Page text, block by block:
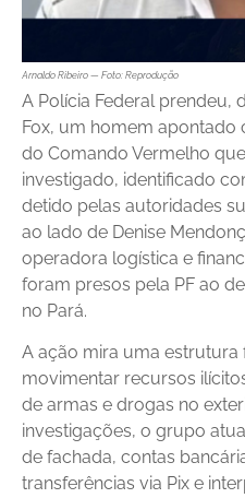
Arnaldo Ribeiro — Foto: Reprodução
A Polícia Federal prendeu,
Fox, um homem
do Comando Vermelho
investigado, identificado
detido pelas autoridades
ao lado de Denise
operadora logística e
foram presos pela PF ao
no Pará.
A ação mira uma estrutura
movimentar recursos
de armas e drogas no
investigações, o grupo
de fachada, contas
transferências via Pix e